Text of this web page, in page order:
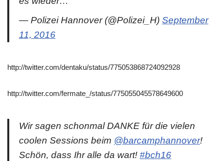
— Polizei Hannover (@Polizei_H) September
11, 2016
http://twitter.com/dentaku/status/775053868724092928
http://twitter.com/fermate_/status/775055045578649600
Wir sagen schonmal DANKE für die vielen
coolen Sessions beim @barcamphannover!
Schön, dass Ihr alle da wart! #bch16